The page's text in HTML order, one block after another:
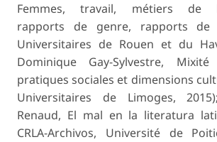
Femmes, travail, métiers de
rapports de genre, rapports de
Universitaires de Rouen et du
Dominique Gay-Sylvestre,
pratiques sociales et dimensions
Universitaires de Limoges,
Renaud, El mal en la literatura
CRLA-Archivos, Université de